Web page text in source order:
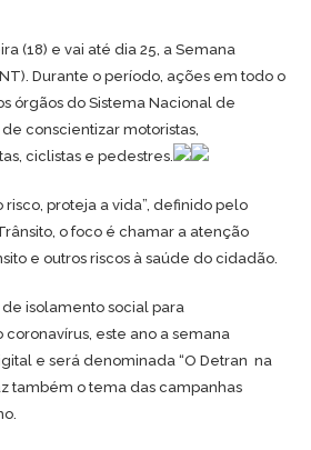
(18) e vai até dia 25, a Semana
Durante o período, ações em todo o
órgãos do Sistema Nacional de
conscientizar motoristas,
ciclistas e pedestres.
risco, proteja a vida”, definido pelo
o foco é chamar a atenção
e outros riscos à saúde do cidadão.
isolamento social para
este ano a semana
e será denominada “O Detran na
também o tema das campanhas